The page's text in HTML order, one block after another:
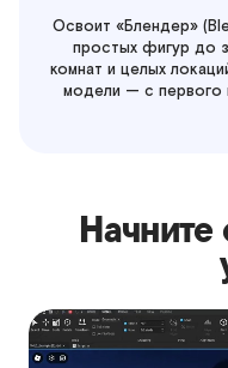
Освоит «Блендер»
простых фигур до
комнат и целых
модели — с первого